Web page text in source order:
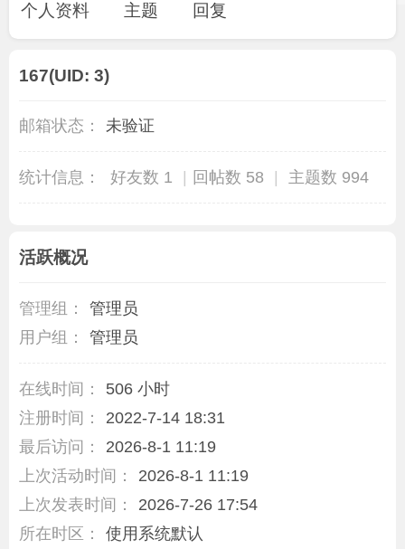
个人资料 主题 回复
167(UID: 3)
邮箱状态： 未验证
统计信息： 好友数 1 回帖数 58 主题数 994
活跃概况
管理组：
管理员
用户组：
管理员
在线时间：
506 小时
注册时间：
2022-7-14 18:31
最后访问：
2026-8-1 11:19
上次活动时间：
2026-8-1 11:19
上次发表时间：
2026-7-26 17:54
所在时区：
使用系统默认